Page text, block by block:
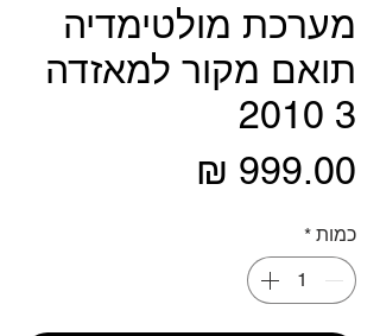
מערכת מולטימדיה
תואם מקור למאזדה
3 2010
כמות *